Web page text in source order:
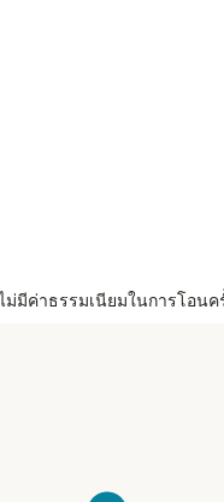
ไม่มีค่าธรรมเนียมในการโอน